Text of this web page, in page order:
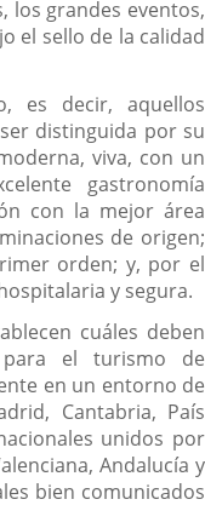
los grandes eventos,
el sello de la calidad
es decir, aquellos
distinguida por su
viva, con un
gastronomía
con la mejor área
de origen;
orden; y, por el
y segura.
cuáles deben
el turismo de
en un entorno de
Cantabria, País
unidos por
Andalucía y
bien comunicados